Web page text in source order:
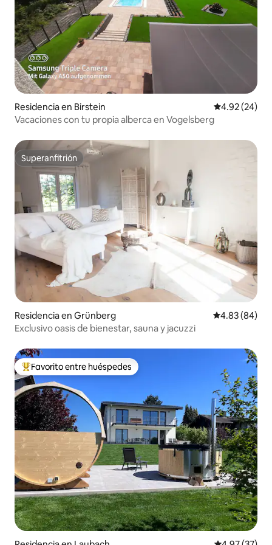
Residencia en Birstein Calificación
4.92 (24)
Vacaciones con tu propia alberca en Vogelsberg
Superanfitrión
Superanfitrión
Residencia en Grünberg Calificación
4.83 (84)
Exclusivo oasis de bienestar, sauna y jacuzzi
De los mejores en Favorito entre huéspedes
Favorito entre huéspedes